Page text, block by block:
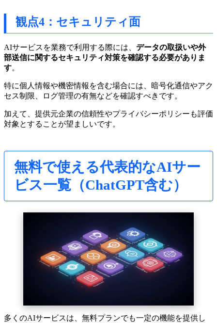
観点4：セキュリティ面
AIサービスを業務で利用する際には、 データの取扱いや外
部送信に関するセキュリティ対策を確認する必要がありま
す。
特に個人情報や機密情報を含む場合には、暗号化通信やアク
セス制限、ログ管理の有無などを確認すべきです。
加えて、提供元企業の信頼性やプライバシーポリシーも評価
対象とすることが望ましいです。
無料で使える代表的なAIサー
ビス一覧（ChatGPT含む）
多くのAIサービスは、無料プランでも一定の機能を提供し